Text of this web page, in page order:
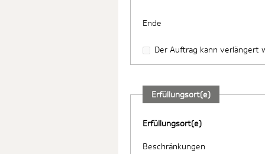
Ende
Der Auftrag kann verlängert
Erfüllungsort(e)
Erfüllungsort(e)
Beschränkungen